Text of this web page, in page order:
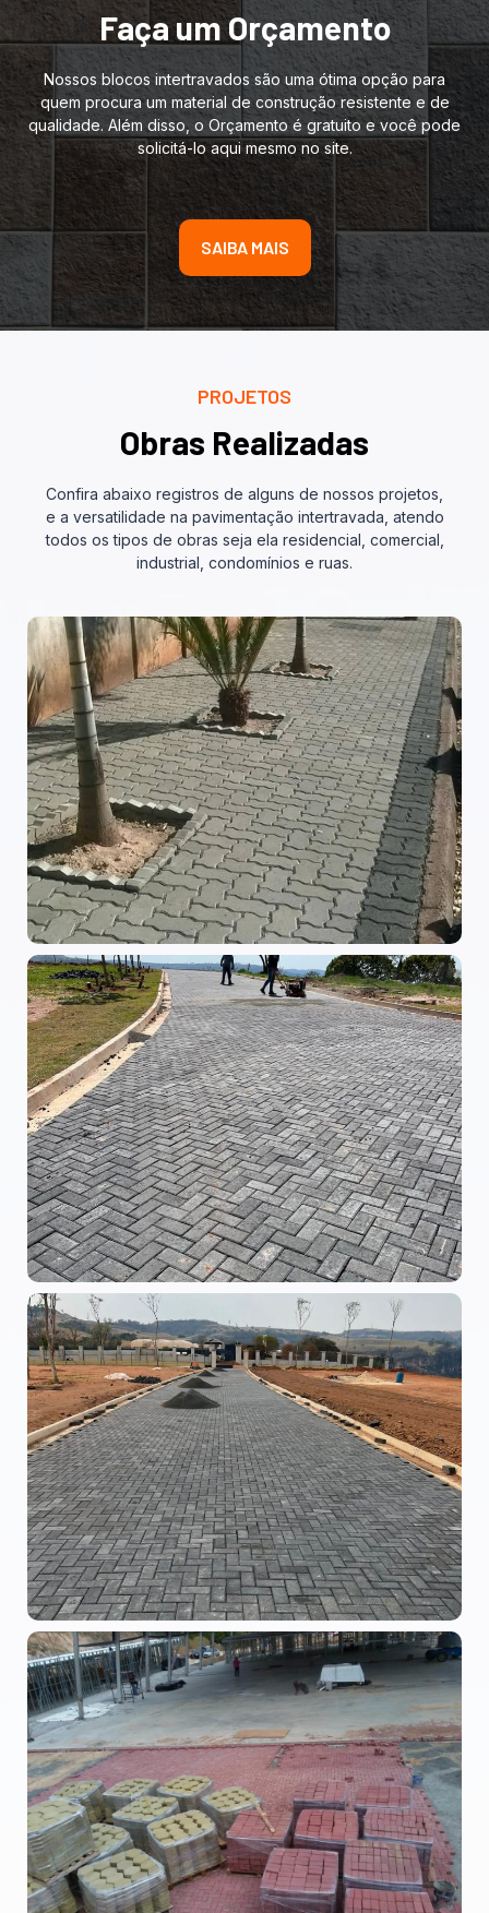
Faça um Orçamento
Nossos blocos intertravados são uma ótima opção para
quem procura um material de construção resistente e de
qualidade. Além disso, o Orçamento é gratuito e você pode
solicitá-lo aqui mesmo no site.
SAIBA MAIS
PROJETOS
Obras Realizadas
Confira abaixo registros de alguns de nossos projetos,
e a versatilidade na pavimentação intertravada, atendo
todos os tipos de obras seja ela residencial, comercial,
industrial, condomínios e ruas.